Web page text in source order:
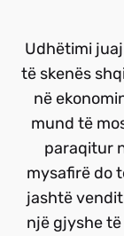
Udhëtimi
të skenës
në
mund të
paraqitur
mysafirë do
jashtë
një gjyshe